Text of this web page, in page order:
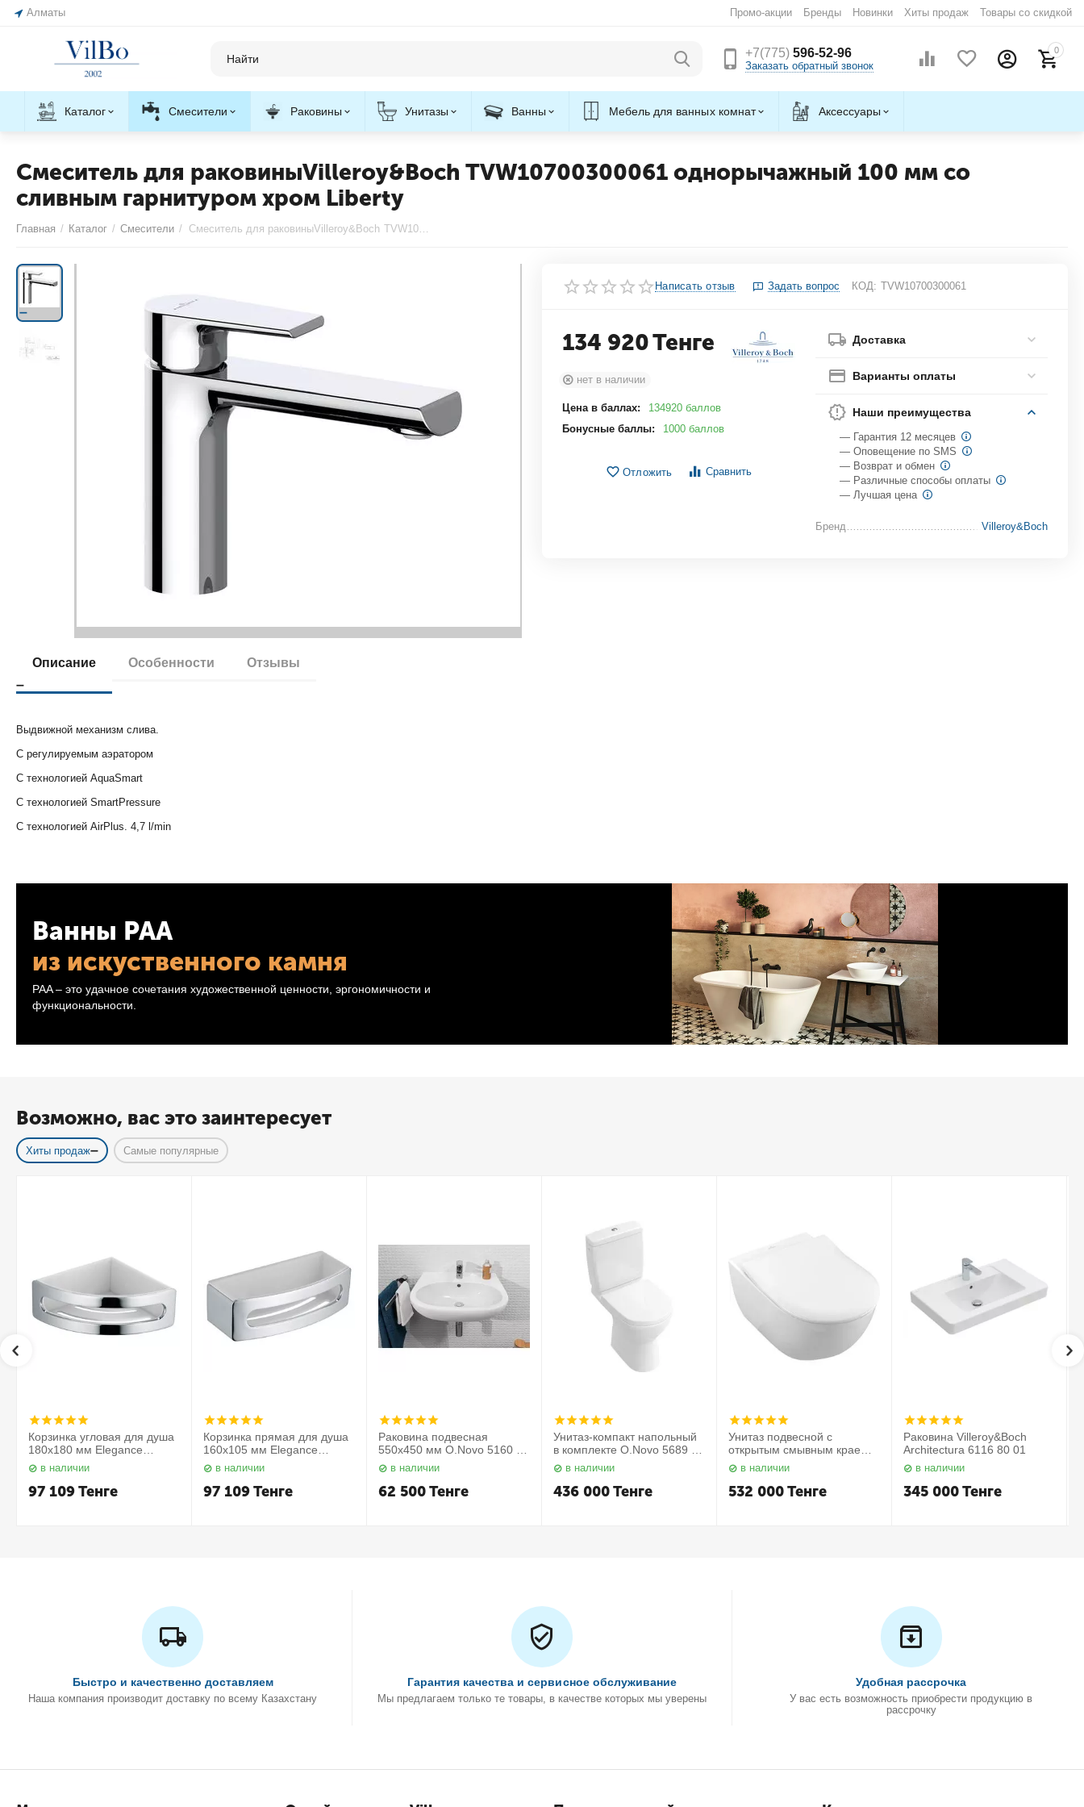
Алматы Промо-акции Бренды Новинки Хиты продаж Товары со скидкой
+7(775)596-52-96
Заказать обратный звонок
0
Каталог Смесители Раковины Унитазы Ванны Мебель для ванных комнат Аксессуары
Смеситель для раковиныVilleroy&Boch TVW10700300061 однорычажный 100 мм со
сливным гарнитуром хром Liberty
Главная / Каталог / Смесители / Смеситель для раковиныVilleroy&Boch TVW10700300061 однорычажный 100 мм со сливным гарнитуром хром Liberty
Написать отзыв Задать вопрос КОД: TVW10700300061
134 920Тенге
нет в наличии
Цена в баллах:
134920 баллов
Бонусные баллы:
1000 баллов
Отложить Сравнить
Доставка
Варианты оплаты
Наши преимущества
— Гарантия 12 месяцев
— Оповещение по SMS
— Возврат и обмен
— Различные способы оплаты
— Лучшая цена
Бренд Villeroy&Boch
Описание Особенности Отзывы
Выдвижной механизм слива.
C регулируемым аэратором
С технологией AquaSmart
С технологией SmartPressure
С технологией AirPlus. 4,7 l/min
Ванны PAA
из искуственного камня
PAA – это удачное сочетания художественной ценности, эргономичности и
функциональности.
Возможно, вас это заинтересует
Хиты продаж Самые популярные
Корзинка угловая для душа
180х180 мм Elegance
11657010000 Keuco
в наличии
97 109Тенге
Корзинка прямая для душа
160х105 мм Elegance
11658010000 Keuco
в наличии
97 109Тенге
Раковина подвесная
550х450 мм O.Novo 5160 55
01 Villeroy&Boch
в наличии
62 500Тенге
Унитаз-компакт напольный
в комплекте O.Novo 5689 10
01 Villeroy&Boch
в наличии
436 000Тенге
Унитаз подвесной с
открытым смывным краем в
комплекте с сиденьем
Subway 2.0 5614 R2 01
Villeroy&Boch
в наличии
532 000Тенге
Раковина Villeroy&Boch
Architectura 6116 80 01
в наличии
345 000Тенге
Быстро и качественно доставляем
Наша компания производит доставку по всему Казахстану
Гарантия качества и сервисное обслуживание
Мы предлагаем только те товары, в качестве которых мы уверены
Удобная рассрочка
У вас есть возможность приобрести продукцию в
рассрочку